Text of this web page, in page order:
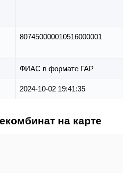
807450000010516000001
ФИАС в формате ГАР
2024-10-02 19:41:35
на карте